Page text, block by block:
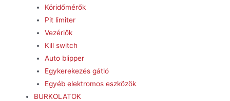
Köridőmérők
Pit limiter
Vezérlők
Kill switch
Auto blipper
Egykerekezés gátló
Egyéb elektromos eszközök
BURKOLATOK